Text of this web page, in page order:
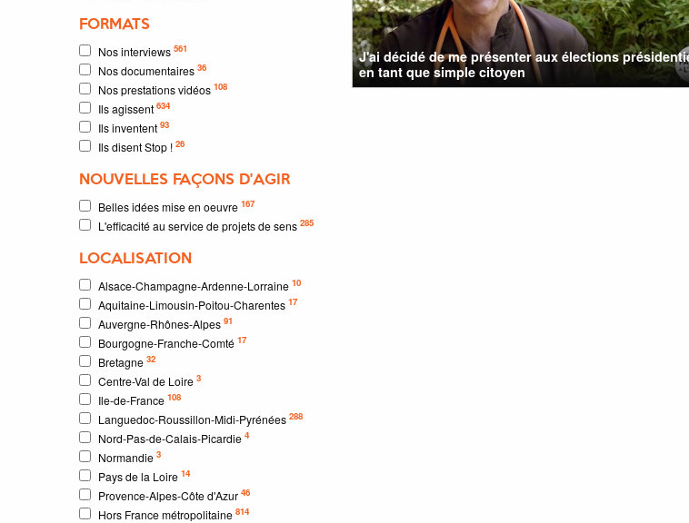
FORMATS
Nos interviews 561
Nos documentaires 36
Nos prestations vidéos 108
Ils agissent 634
Ils inventent 93
Ils disent Stop ! 26
NOUVELLES FAÇONS D'AGIR
Belles idées mise en oeuvre 167
L'efficacité au service de projets de sens 285
LOCALISATION
Alsace-Champagne-Ardenne-Lorraine 10
Aquitaine-Limousin-Poitou-Charentes 17
Auvergne-Rhônes-Alpes 91
Bourgogne-Franche-Comté 17
Bretagne 32
Centre-Val de Loire 3
Ile-de-France 108
Languedoc-Roussillon-Midi-Pyrénées 288
Nord-Pas-de-Calais-Picardie 4
Normandie 3
Pays de la Loire 14
Provence-Alpes-Côte d'Azur 46
Hors France métropolitaine 814
J'ai décidé de me présenter aux élections
en tant que simple citoyen